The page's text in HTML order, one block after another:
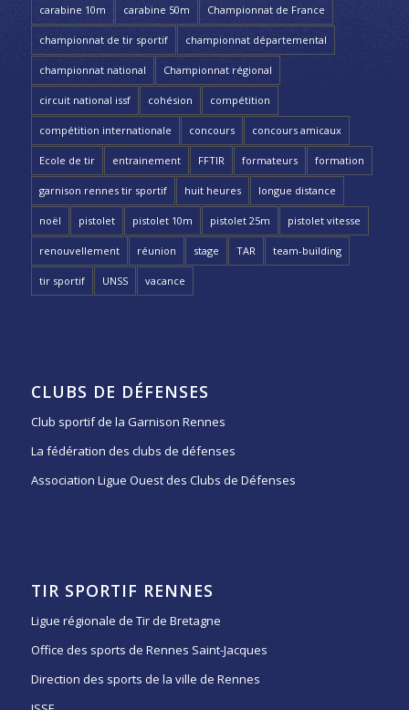
carabine 10m carabine 50m Championnat de France
championnat de tir sportif championnat départemental
championnat national Championnat régional
circuit national issf cohésion compétition
compétition internationale concours concours amicaux
Ecole de tir entrainement FFTIR formateurs formation
garnison rennes tir sportif huit heures longue distance
noël pistolet pistolet 10m pistolet 25m pistolet vitesse
renouvellement réunion stage TAR team-building
tir sportif UNSS vacance
CLUBS DE DÉFENSES
Club sportif de la Garnison Rennes
La fédération des clubs de défenses
Association Ligue Ouest des Clubs de Défenses
TIR SPORTIF RENNES
Ligue régionale de Tir de Bretagne
Office des sports de Rennes Saint-Jacques
Direction des sports de la ville de Rennes